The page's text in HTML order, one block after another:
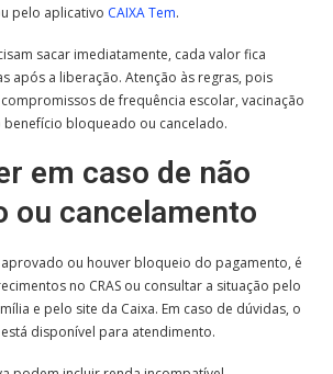
pelo aplicativo CAIXA Tem.
sacar imediatamente, cada valor fica
após a liberação. Atenção às regras, pois
de frequência escolar, vacinação
bloqueado ou cancelado.
em caso de não
ou cancelamento
ou houver bloqueio do pagamento, é
no CRAS ou consultar a situação pelo
e pelo site da Caixa. Em caso de dúvidas, o
disponível para atendimento.